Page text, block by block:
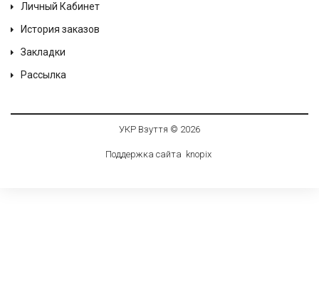
Личный Кабинет
История заказов
Закладки
Рассылка
УКР Взуття © 2026
Поддержка сайта knopix